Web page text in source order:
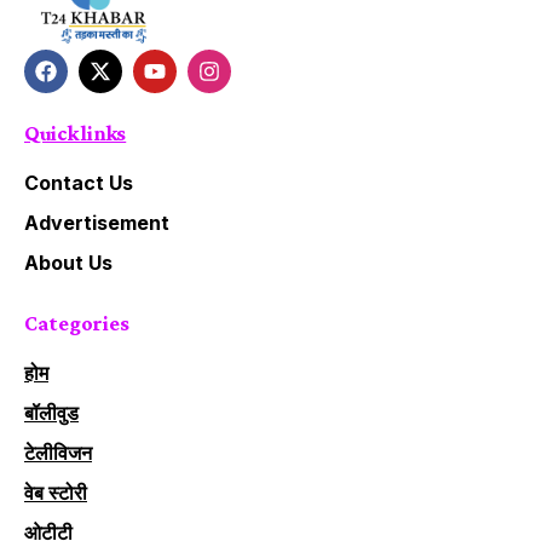
Quick links
Contact Us
Advertisement
About Us
Categories
होम
बॉलीवुड
टेलीविजन
वेब स्टोरी
ओटीटी